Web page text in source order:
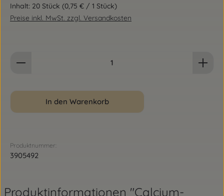
Inhalt: 20 Stück (0,75 € / 1 Stück)
Preise inkl. MwSt. zzgl. Versandkosten
In den Warenkorb
Produktnummer:
3905492
Produktinformationen "Calcium-